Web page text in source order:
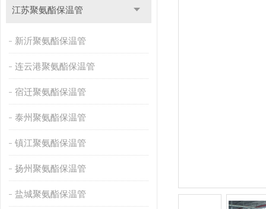
江苏聚氨酯保温管
新沂聚氨酯保温管
连云港聚氨酯保温管
宿迁聚氨酯保温管
泰州聚氨酯保温管
镇江聚氨酯保温管
扬州聚氨酯保温管
盐城聚氨酯保温管